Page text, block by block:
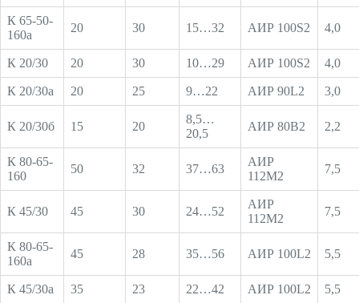
К 65-50-
160а
20 30 15…32 АИР 100S2 4,0
К 20/30 20 30 10…29 АИР 100S2 4,0
К 20/30а 20 25 9…22 АИР 90L2 3,0
К 20/30б 15 20
8,5…
20,5
АИР 80В2 2,2
К 80-65-
160
50 32 37…63
АИР
112М2
7,5
К 45/30 45 30 24…52
АИР
112М2
7,5
К 80-65-
160а
45 28 35…56 АИР 100L2 5,5
К 45/30а 35 23 22…42 АИР 100L2 5,5